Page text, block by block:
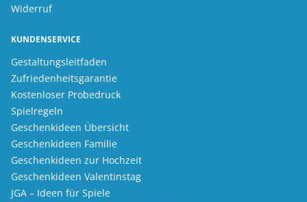
Widerruf
KUNDENSERVICE
Gestaltungsleitfaden
Zufriedenheitsgarantie
Kostenloser Probedruck
Spielregeln
Geschenkideen Übersicht
Geschenkideen Familie
Geschenkideen zur Hochzeit
Geschenkideen Valentinstag
JGA – Ideen für Spiele